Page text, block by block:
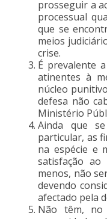
prosseguir a
processual
que se
meios
crise.
É prevalente
atinentes à
núcleo
defesa não
Ministério
Ainda que
particular, as
na espécie e
satisfação
menos, não
devendo
afectado pela
Não têm, no